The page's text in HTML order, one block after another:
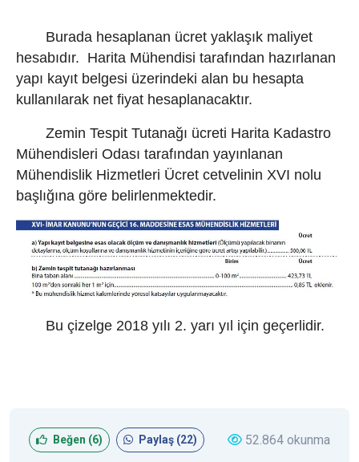
Burada hesaplanan ücret yaklaşık maliyet
hesabıdır. Harita Mühendisi tarafından hazırlanan
yapı kayıt belgesi üzerindeki alan bu hesapta
kullanılarak net fiyat hesaplanacaktır.
Zemin Tespit Tutanağı ücreti Harita Kadastro
Mühendisleri Odası tarafından yayınlanan
Mühendislik Hizmetleri Ücret cetvelinin XVI nolu
başlığına göre belirlenmektedir.
Bu çizelge 2018 yılı 2. yarı yıl için geçerlidir.
Beğen (6) Paylaş (22) 52.864 okunma